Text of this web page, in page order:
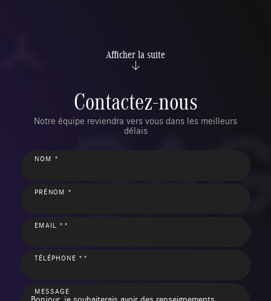
Afficher la suite
Contactez-nous
Notre équipe reviendra vers vous dans les meilleurs
délais
NOM *
PRÉNOM *
EMAIL **
TÉLÉPHONE **
MESSAGE